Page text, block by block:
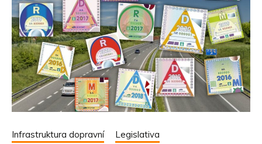
Infrastruktura dopravní Legislativa